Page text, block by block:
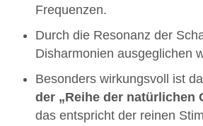
Frequenzen.
Durch die Resonanz der
Disharmonien ausgeglichen
Besonders wirkungsvoll ist
der „Reihe der natürlichen
das entspricht der reinen